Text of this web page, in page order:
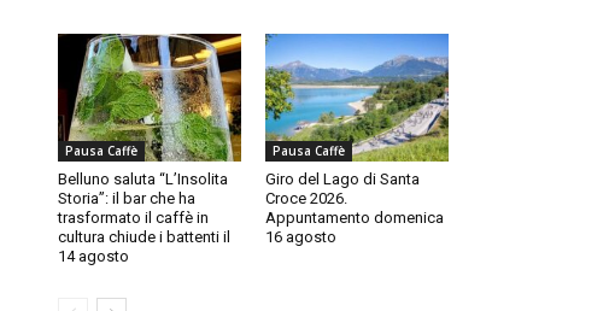
Pausa Caffè
Belluno saluta “L’Insolita
Storia”: il bar che ha
trasformato il caffè in
cultura chiude i battenti il
14 agosto
Pausa Caffè
Giro del Lago di Santa
Croce 2026.
Appuntamento domenica
16 agosto